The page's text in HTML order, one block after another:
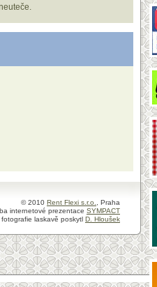
© 2010 Rent Flexi s.r.o.
, Praha
internetové prezentace SYMPACT
laskavě poskytl D. Hloušek